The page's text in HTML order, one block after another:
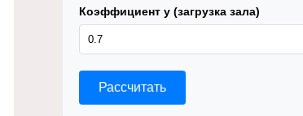
Коэффициент y (загрузка зала)
Рассчитать